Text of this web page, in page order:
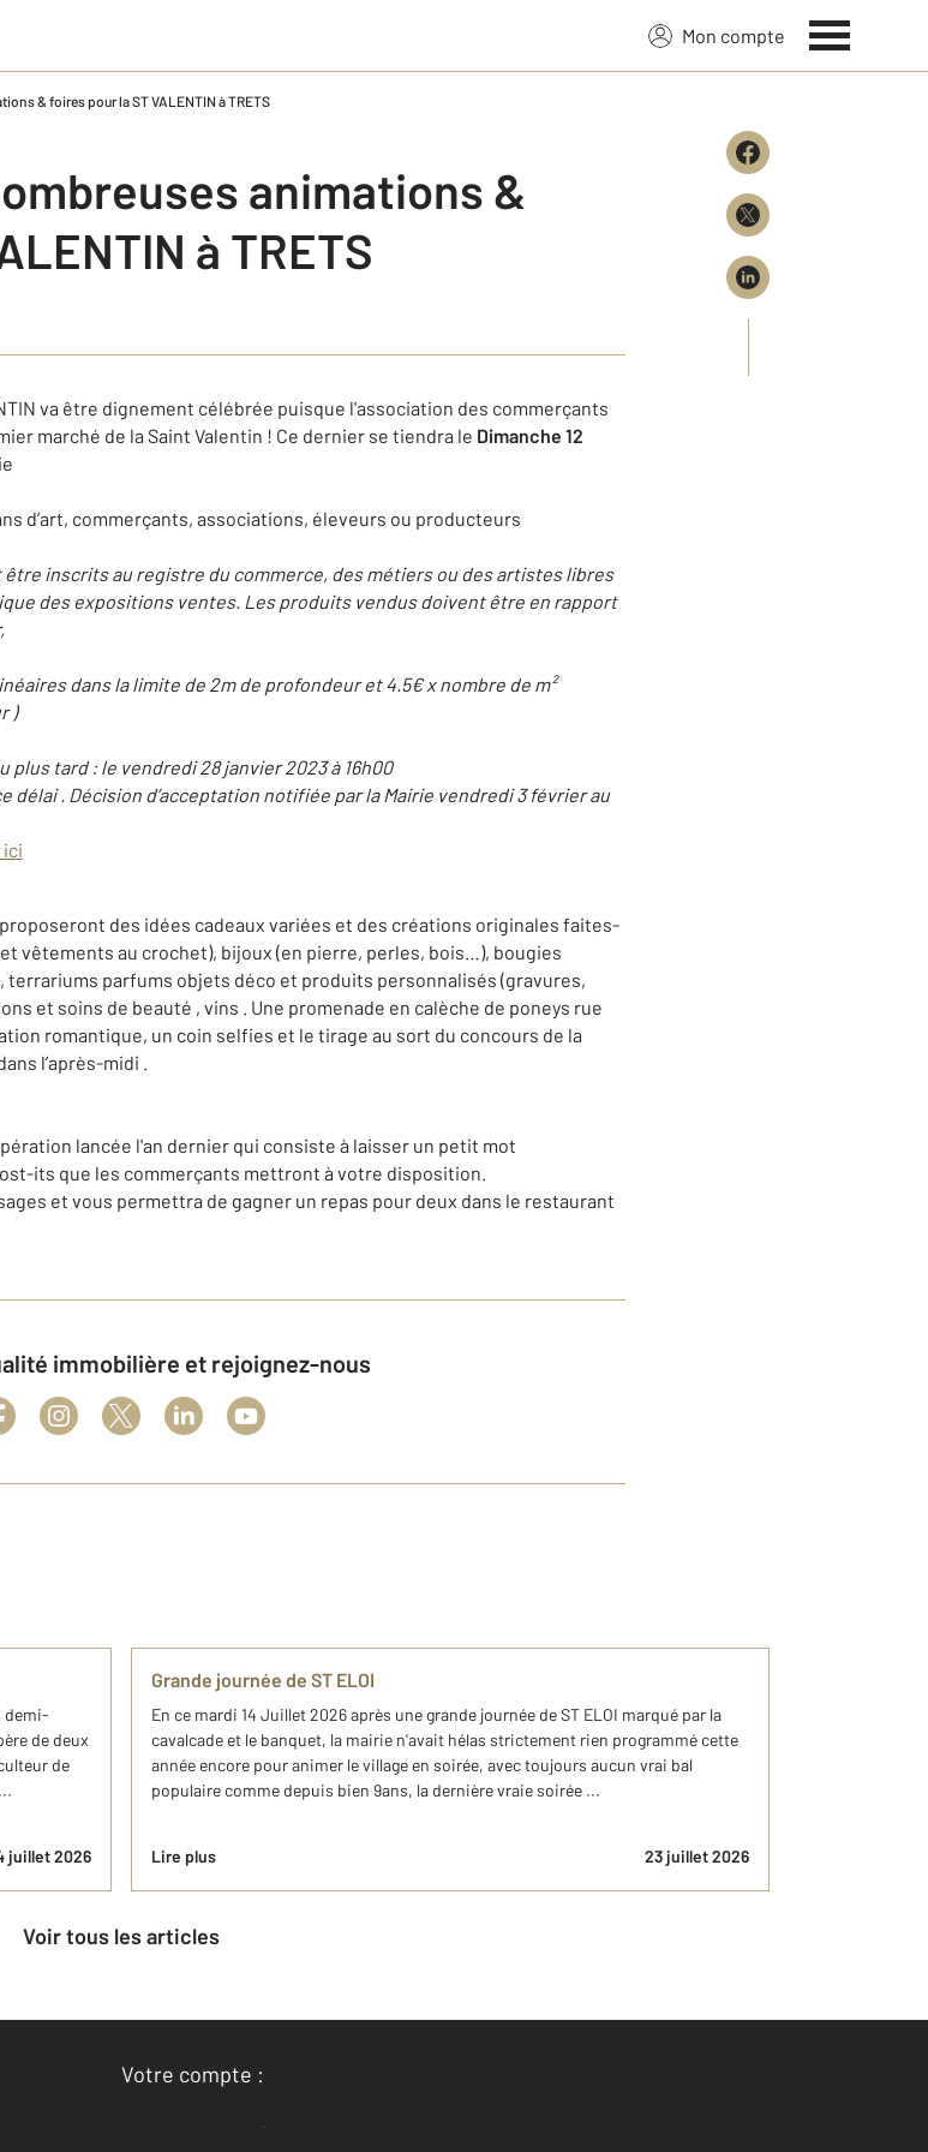
Mon compte
& foires pour la ST VALENTIN à TRETS
animations &
à TRETS
va être dignement célébrée puisque l'association des commerçants
marché de la Saint Valentin ! Ce dernier se tiendra le Dimanche 12
d’art, commerçants, associations, éleveurs ou producteurs
inscrits au registre du commerce, des métiers ou des artistes libres
des expositions ventes. Les produits vendus doivent être en rapport
dans la limite de 2m de profondeur et 4.5€ x nombre de m²
)
tard : le vendredi 28 janvier 2023 à 16h00
délai . Décision d’acceptation notifiée par la Mairie vendredi 3 février au
des idées cadeaux variées et des créations originales faites-
vêtements au crochet), bijoux (en pierre, perles, bois…), bougies
parfums objets déco et produits personnalisés (gravures,
et soins de beauté , vins . Une promenade en calèche de poneys rue
romantique, un coin selfies et le tirage au sort du concours de la
l’après-midi .
lancée l'an dernier qui consiste à laisser un petit mot
its que les commerçants mettront à votre disposition.
et vous permettra de gagner un repas pour deux dans le restaurant
immobilière et rejoignez-nous
demi-
de deux
de
juillet 2026
Grande journée de ST ELOI
En ce mardi 14 Juillet 2026 après une grande journée de ST ELOI marqué par la
cavalcade et le banquet, la mairie n'avait hélas strictement rien programmé cette
année encore pour animer le village en soirée, avec toujours aucun vrai bal
populaire comme depuis bien 9ans, la dernière vraie soirée ...
Lire plus 23 juillet 2026
Voir tous les articles
Votre compte :
Accéder à mon compte